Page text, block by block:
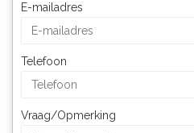
E-mailadres
Telefoon
Vraag/Opmerking